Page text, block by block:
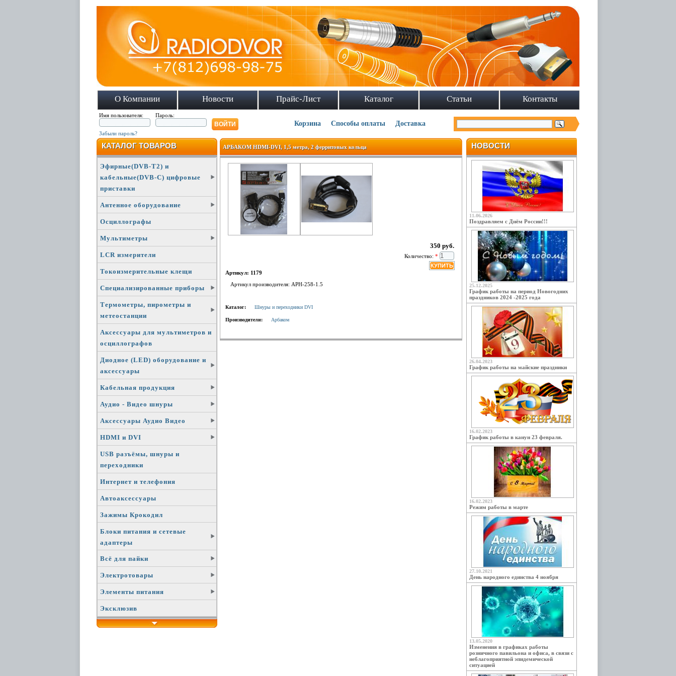
О Компании Новости Прайс-Лист Каталог Статьи Контакты
Имя пользователя: Пароль:
Забыли пароль?
Корзина Способы оплаты Доставка
КАТАЛОГ ТОВАРОВ
Эфирные(DVB-T2) и
кабельные(DVB-C) цифровые
приставки
Антенное оборудование
Осциллографы
Мультиметры
LCR измерители
Токоизмерительные клещи
Специализированные приборы
Термометры, пирометры и
метеостанции
Аксессуары для мультиметров и
осциллографов
Диодное (LED) оборудование и
аксессуары
Кабельная продукция
Аудио - Видео шнуры
Аксессуары Аудио Видео
HDMI и DVI
USB разъёмы, шнуры и
переходники
Интернет и телефония
Автоаксессуары
Зажимы Крокодил
Блоки питания и сетевые
адаптеры
Всё для пайки
Электротовары
Элементы питания
Эксклюзив
НОВОСТИ
11.06.2026
Поздравляем с Днём России!!!
25.12.2025
График работы на период Новогодних
праздников 2024 -2025 года
26.04.2023
График работы на майские праздники
16.02.2023
График работы в канун 23 февраля.
16.02.2023
Режим работы в марте
27.10.2021
День народного единства 4 ноября
13.05.2020
Изменения в графиках работы
розничного павильона и офиса, в связи с
неблагоприятной эпидемической
ситуацией
АРБАКОМ HDMI-DVI, 1,5 метра, 2 ферритовых кольца
350 руб.
Количество:*
Артикул: 1179
Артикул производителя: APH-258-1.5
Каталог: Шнуры и переходники DVI
Производители: Арбаком